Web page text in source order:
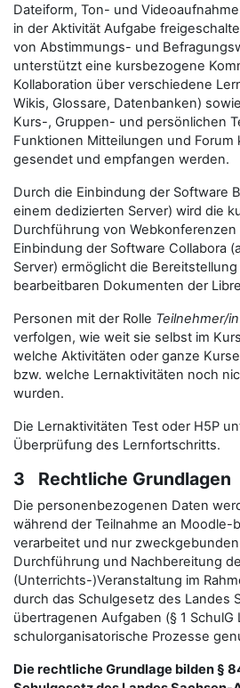
Dateiform, Ton- und
in der Aktivität Aufgabe
von Abstimmungs- und
unterstützt eine kursbezogene
Kollaboration über verschiedene
Wikis, Glossare, Datenbanken)
Kurs-, Gruppen- und persönlichen
Funktionen Mitteilungen und Forum
gesendet und empfangen werden.
Durch die Einbindung der Software
einem dedizierten Server) wird die
Durchführung von Webkonferenzen
Einbindung der Software Collabora
Server) ermöglicht die
bearbeitbaren Dokumenten der
Personen mit der Rolle Teilnehmer/in
verfolgen, wie weit sie selbst im
welche Aktivitäten oder ganze
bzw. welche Lernaktivitäten noch
wurden.
Die Lernaktivitäten Test oder H5P
Überprüfung des Lernfortschritts.
3 Rechtliche Grundlagen
Die personenbezogenen Daten
während der Teilnahme an Moodle-
verarbeitet und nur
Durchführung und Nachbereitung
(Unterrichts-)Veranstaltung im
durch das Schulgesetz des Landes
übertragenen Aufgaben (§ 1 SchulG
schulorganisatorische Prozesse
Die rechtliche Grundlage bilden §